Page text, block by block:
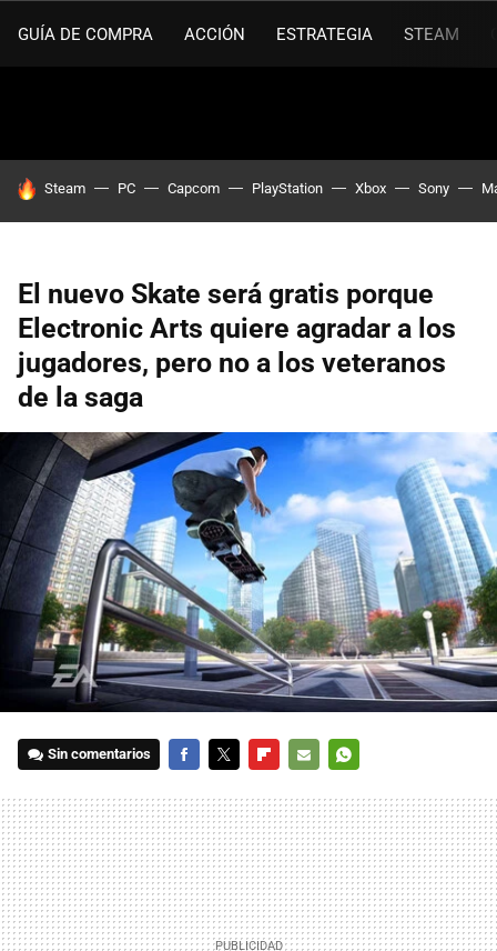
GUÍA DE COMPRA ACCIÓN ESTRATEGIA STEAM
HOY SE HABLA DE
Steam PC Capcom PlayStation Xbox Sony
El nuevo Skate será gratis porque
Electronic Arts quiere agradar a los
jugadores, pero no a los veteranos
de la saga
Sin comentarios
MAIL